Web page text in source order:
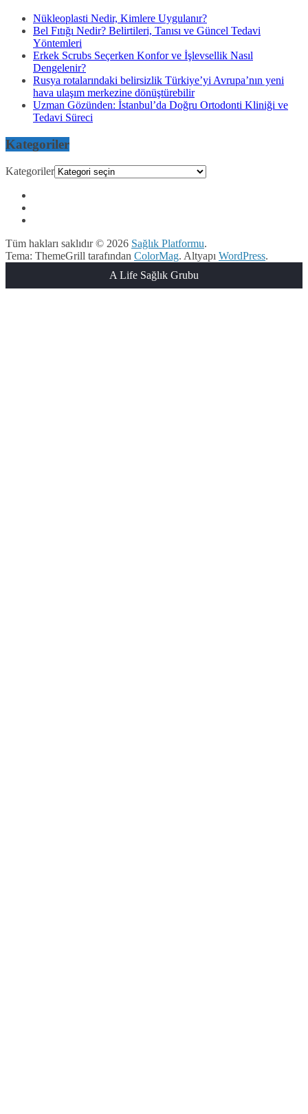
Nükleoplasti Nedir, Kimlere Uygulanır?
Bel Fıtığı Nedir? Belirtileri, Tanısı ve Güncel Tedavi
Yöntemleri
Erkek Scrubs Seçerken Konfor ve İşlevsellik Nasıl
Dengelenir?
Rusya rotalarındaki belirsizlik Türkiye’yi Avrupa’nın yeni
hava ulaşım merkezine dönüştürebilir
Uzman Gözünden: İstanbul’da Doğru Ortodonti Kliniği ve
Tedavi Süreci
Kategoriler
Kategoriler
Tüm hakları saklıdır © 2026 Sağlık Platformu.
Tema: ThemeGrill tarafından ColorMag. Altyapı WordPress.
A Life Sağlık Grubu